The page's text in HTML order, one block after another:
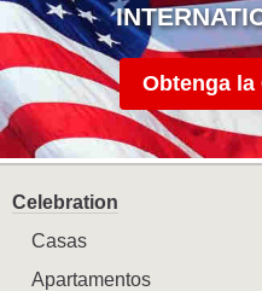
Obtenga la
Celebration
Casas
Apartamentos